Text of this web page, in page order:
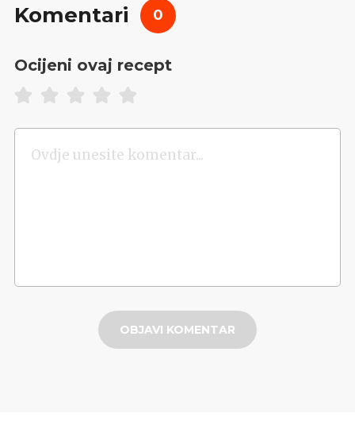
Komentari 0
Ocijeni ovaj recept
OBJAVI KOMENTAR